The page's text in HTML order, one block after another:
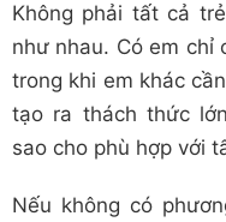
Không phải tất cả
như nhau. Có em chỉ
trong khi em khác
tạo ra thách thức
sao cho phù hợp với
Nếu không có